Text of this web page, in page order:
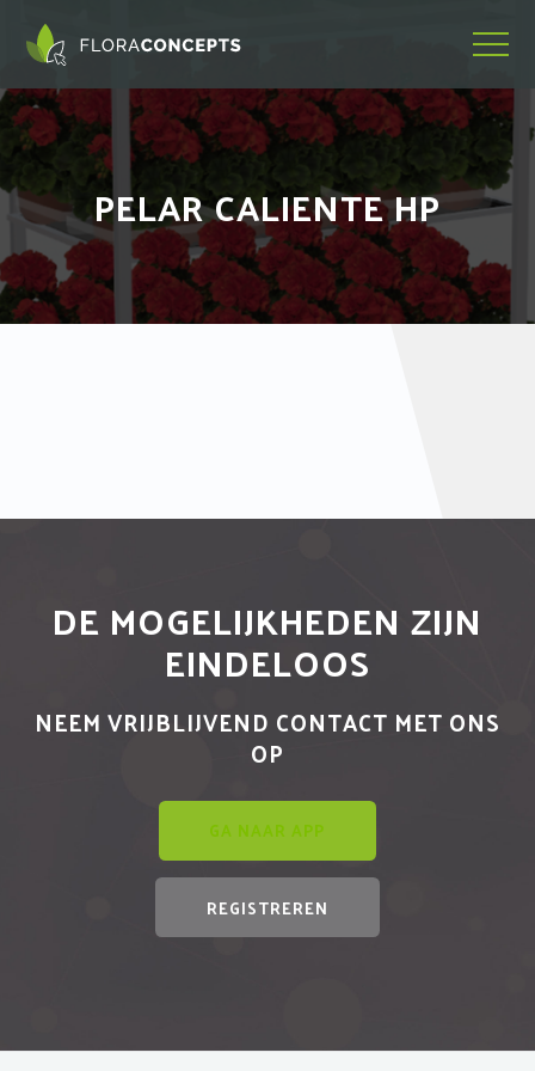
PELAR CALIENTE HP
DE MOGELIJKHEDEN ZIJN
EINDELOOS
NEEM VRIJBLIJVEND CONTACT MET ONS
OP
GA NAAR APP
REGISTREREN